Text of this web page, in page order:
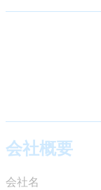
会社概要
会社名